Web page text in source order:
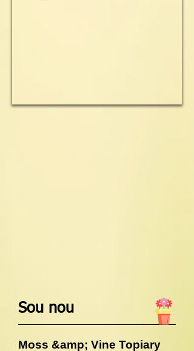
Sou nou
Moss &amp; Vine Topiary